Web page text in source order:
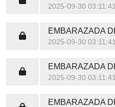
2025-09-30 03:11:41
2025-09-30 03:11:41
2025-09-30 03:11:41